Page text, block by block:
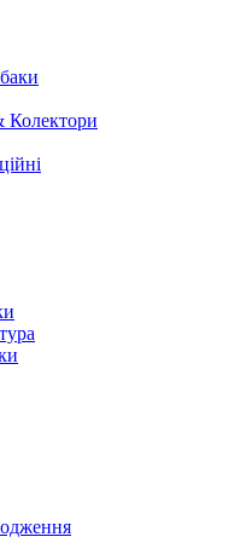
Колектори